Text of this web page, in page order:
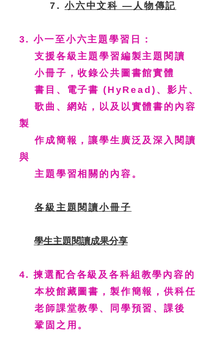
7. 小六中文科 —人物傳記
3. 小一至小六主題學習日：
支援各級主題學習編製主題閱讀
小冊子，收錄公共圖書館實體
書目、電子書 (HyRead)、影片、
歌曲、網站，以及以實體書的內容
製
作成簡報，讓學生廣泛及深入閱讀
與
主題學習相關的內容。
各級主題閱讀小冊子
學生主題閱讀成果分享
4. 揀選配合各級及各科組教學內容的
本校館藏圖書，製作簡報，供科任
老師課堂教學、同學預習、課後
鞏固之用。